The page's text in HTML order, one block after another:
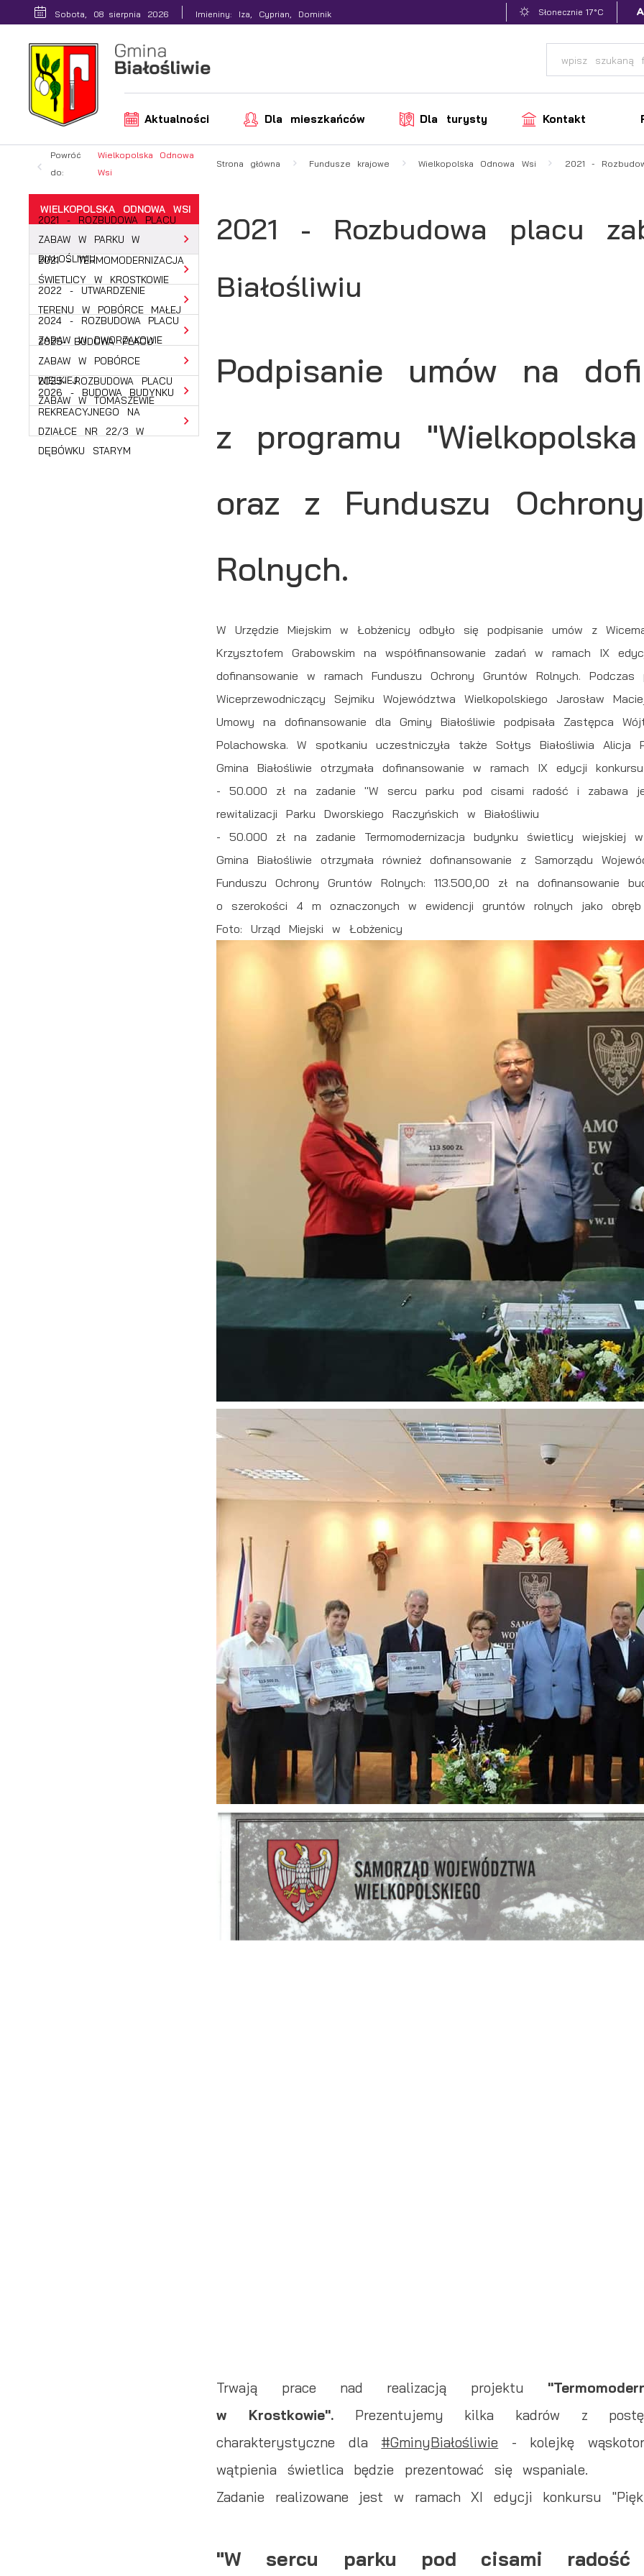
Przejdź do menu.
Przejdź do wyszukiwarki.
Przejdź do treści.
Przejdź do ustawień wielkości czcionki.
Włącz wersję kontrastową strony.
Sobota, 08 sierpnia 2026 Imieniny: Iza, Cyprian, Dominik Słonecznie 17°C
Aktualności Dla mieszkańców Dla turysty Kontakt
Powróć
do:
Wielkopolska Odnowa
Wsi
Strona główna Fundusze krajowe Wielkopolska Odnowa Wsi 2021 -
WIELKOPOLSKA ODNOWA WSI
2021 - ROZBUDOWA PLACU
ZABAW W PARKU W
BIAŁOŚLIWIU
2021 - TERMOMODERNIZACJA
ŚWIETLICY W KROSTKOWIE
2022 - UTWARDZENIE
TERENU W POBÓRCE MAŁEJ
2024 - ROZBUDOWA PLACU
ZABAW W DWORZAKOWIE
2025- BUDOWA PLACU
ZABAW W POBÓRCE
WIELKIEJ
2025- ROZBUDOWA PLACU
ZABAW W TOMASZEWIE
2026 - BUDOWA BUDYNKU
REKREACYJNEGO NA
DZIAŁCE NR 22/3 W
DĘBÓWKU STARYM
2021 - Rozbudowa placu
Białośliwiu
Podpisanie umów na
z programu
oraz z Funduszu
Rolnych.
W Urzędzie Miejskim w Łobżenicy odbyło się podpisanie umów z
Krzysztofem Grabowskim na współfinansowanie zadań w ramach IX
dofinansowanie w ramach Funduszu Ochrony Gruntów Rolnych.
Wiceprzewodniczący Sejmiku Województwa Wielkopolskiego Jarosław
Umowy na dofinansowanie dla Gminy Białośliwie podpisała Zastępca
Polachowska. W spotkaniu uczestniczyła także Sołtys Białośliwia Alicja
Gmina Białośliwie otrzymała dofinansowanie w ramach IX edycji
- 50.000 zł na zadanie "W sercu parku pod cisami radość i zabawa
rewitalizacji Parku Dworskiego Raczyńskich w Białośliwiu
- 50.000 zł na zadanie Termomodernizacja budynku świetlicy wiejskiej
Gmina Białośliwie otrzymała również dofinansowanie z Samorządu
Funduszu Ochrony Gruntów Rolnych: 113.500,00 zł na dofinansowanie
o szerokości 4 m oznaczonych w ewidencji gruntów rolnych jako obręb
Foto: Urząd Miejski w Łobżenicy
Trwają prace nad realizacją projektu
w Krostkowie".Prezentujemy kilka kadrów z
charakterystyczne dla #GminyBiałośliwie - kolejkę
wątpienia świetlica będzie prezentować się wspaniale.
Zadanie realizowane jest w ramach XI edycji konkursu
"W sercu parku pod cisami
Ustawienia
Szanujemy Twoją prywatność. Możesz zmienić ustawienia cookies lub
zaakceptować je wszystkie. W dowolnym momencie możesz dokonać
zmiany swoich ustawień.
Niezbędne pliki cookies służą do prawidłowego funkcjonowania strony
internetowej i umożliwiają Ci komfortowe korzystanie z oferowanych przez
nas usług.
Pliki cookies odpowiadają na podejmowane przez Ciebie działania w celu
m.in. dostosowania Twoich ustawień preferencji prywatności, logowania
wypełniania formularzy. Dzięki plikom cookies strona, z której korzystasz,
może działać bez zakłóceń.
Więcej
Funkcjonalne i personalizacyjne
Tego typu pliki cookies umożliwiają stronie internetowej zapamiętanie
wprowadzonych przez Ciebie ustawień oraz personalizację określonych
funkcjonalności czy prezentowanych treści.
Dzięki tym plikom cookies możemy zapewnić Ci większy komfort
korzystania z funkcjonalności naszej strony poprzez dopasowanie jej do
Twoich indywidualnych preferencji. Wyrażenie zgody na funkcjonalne i
personalizacyjne pliki cookies gwarantuje dostępność większej ilości funkcji
na stronie.
Więcej
Analityczne
Analityczne pliki cookies pomagają nam rozwijać się i dostosowywać do
Twoich potrzeb.
Cookies analityczne pozwalają na uzyskanie informacji w zakresie
wykorzystywania witryny internetowej, miejsca oraz częstotliwości, z jaką
odwiedzane są nasze serwisy www. Dane pozwalają nam na ocenę
Więcej
ZAPISZ WYBRANE
ZEZWÓL NA WSZYSTKIE